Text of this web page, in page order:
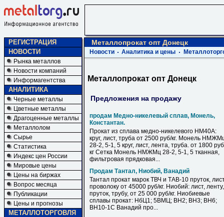
РЕГИСТРАЦИЯ
НОВОСТИ
Рынка металлов
Новости компаний
Информагентства
АНАЛИТИКА
Черные металлы
Цветные металлы
Драгоценные металлы
Металлолом
Сырье
Статистика
Индекс цен России
Мировые цены
Цены на биржах
Вопрос месяца
Публикации
Цены и прогнозы
МЕТАЛЛОТОРГОВЛЯ
Металлопрокат опт Донецк
Новости Аналитика и цены
Металлопрокат опт Донецк
Предложения на продажу
продам Медно-никелевый сплав, Монель,
Константан.
Прокат из сплава медно-никелевого НМ40А:
круг, лист, труба от 2500 руб/кг. Монель
28-2, 5-1, 5 круг, лист, лента, труба. от 1800
кг Сетка Монель НМЖМц 28-2, 5-1, 5 тканная,
фильтровая прядковая...
Продам Тантал, Ниобий, Ванадий
Тантал прокат марок ТВЧ и ТАВ-10 пруток,
проволоку от 45000 руб/кг. Ниобий: лист, ленту,
пруток, трубу, от 25 000 руб/кг. Ниобиевые
сплавы прокат: НбЦ1; 5ВМЦ; ВН2; ВН3; ВН6;
ВН10-1С Ванадий про...